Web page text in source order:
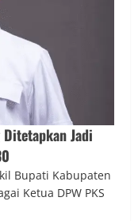
Jadi
Bupati Kabupaten
Ketua DPW PKS